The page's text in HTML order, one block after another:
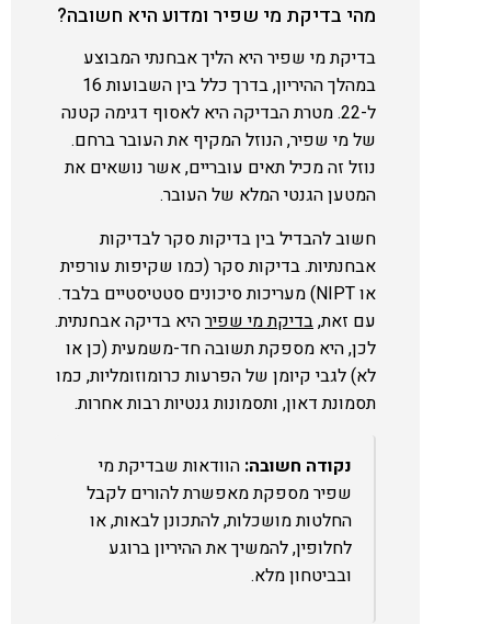
מהי בדיקת מי שפיר ומדוע היא חשובה?
בדיקת מי שפיר היא הליך אבחנתי המבוצע
במהלך ההיריון, בדרך כלל בין השבועות 16
ל-22. מטרת הבדיקה היא לאסוף דגימה קטנה
של מי שפיר, הנוזל המקיף את העובר ברחם.
נוזל זה מכיל תאים עובריים, אשר נושאים את
המטען הגנטי המלא של העובר.
חשוב להבדיל בין בדיקות סקר לבדיקות
אבחנתיות. בדיקות סקר (כמו שקיפות עורפית
או NIPT) מעריכות סיכונים סטטיסטיים בלבד.
עם זאת,בדיקת מי שפירהיא בדיקה אבחנתית.
לכן, היא מספקת תשובה חד-משמעית (כן או
לא) לגבי קיומן של הפרעות כרומוזומליות, כמו
תסמונת דאון, ותסמונות גנטיות רבות אחרות.
נקודה חשובה: הוודאות שבדיקת מי
שפיר מספקת מאפשרת להורים לקבל
החלטות מושכלות, להתכונן לבאות, או
לחלופין, להמשיך את ההיריון ברוגע
ובביטחון מלא.